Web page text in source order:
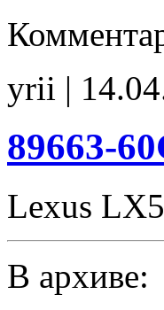
yrii |
89663-
Lexus
В архиве: